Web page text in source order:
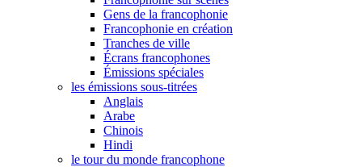
Gens de la francophonie
Francophonie en création
Tranches de ville
Écrans francophones
Émissions spéciales
les émissions sous-titrées
Anglais
Arabe
Chinois
Hindi
le tour du monde francophone